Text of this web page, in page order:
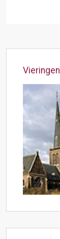
Vieringen